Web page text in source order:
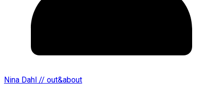
Nina Dahl // out&about